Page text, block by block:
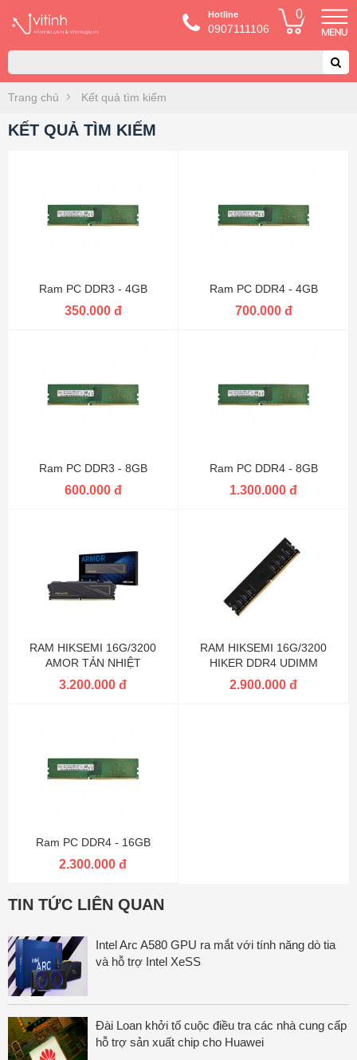
Hotline
0907111106
0
Trang chủ Kết quả tìm kiếm
KẾT QUẢ TÌM KIẾM
Ram PC DDR3 - 4GB
350.000 đ
Ram PC DDR4 - 4GB
700.000 đ
Ram PC DDR3 - 8GB
600.000 đ
Ram PC DDR4 - 8GB
1.300.000 đ
RAM HIKSEMI 16G/3200
AMOR TẢN NHIỆT
3.200.000 đ
RAM HIKSEMI 16G/3200
HIKER DDR4 UDIMM
2.900.000 đ
Ram PC DDR4 - 16GB
2.300.000 đ
TIN TỨC LIÊN QUAN
Intel Arc A580 GPU ra mắt với tính năng dò tia
và hỗ trợ Intel XeSS
Đài Loan khởi tố cuộc điều tra các nhà cung cấp
hỗ trợ sản xuất chip cho Huawei